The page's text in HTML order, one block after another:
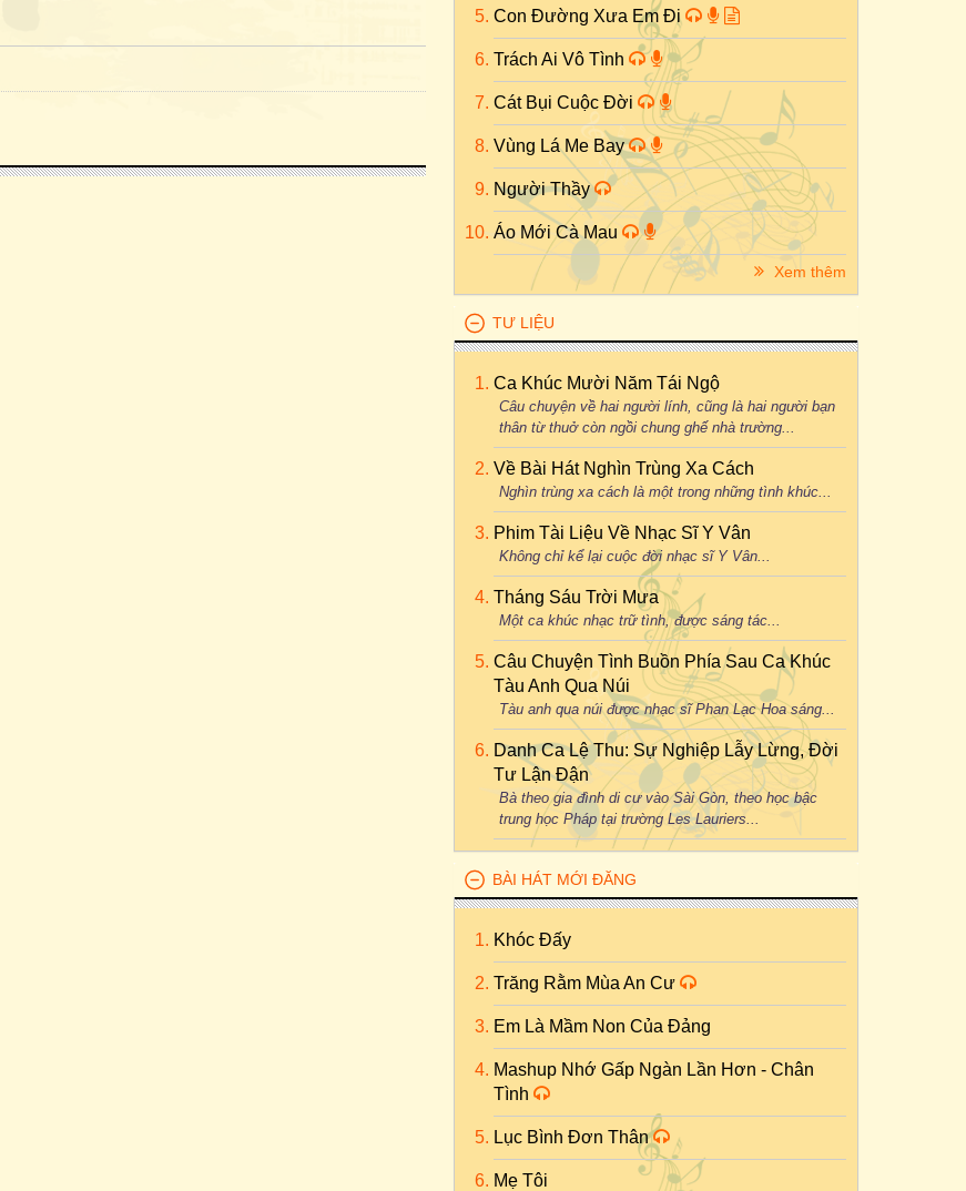
Con Đường Xưa Em Đi
Trách Ai Vô Tình
Cát Bụi Cuộc Đời
Vùng Lá Me Bay
Người Thầy
Áo Mới Cà Mau
Xem thêm
TƯ LIỆU
Ca Khúc Mười Năm Tái Ngộ
Câu chuyện về hai người lính, cũng là hai người bạn
thân từ thuở còn ngồi chung ghế nhà trường...
Về Bài Hát Nghìn Trùng Xa Cách
Nghìn trùng xa cách là một trong những tình khúc...
Phim Tài Liệu Về Nhạc Sĩ Y Vân
Không chỉ kể lại cuộc đời nhạc sĩ Y Vân...
Tháng Sáu Trời Mưa
Một ca khúc nhạc trữ tình, được sáng tác...
Câu Chuyện Tình Buồn Phía Sau Ca Khúc
Tàu Anh Qua Núi
Tàu anh qua núi được nhạc sĩ Phan Lạc Hoa sáng...
Danh Ca Lệ Thu: Sự Nghiệp Lẫy Lừng, Đời
Tư Lận Đận
Bà theo gia đình di cư vào Sài Gòn, theo học bậc
trung học Pháp tại trường Les Lauriers...
BÀI HÁT MỚI ĐĂNG
Khóc Đấy
Trăng Rằm Mùa An Cư
Em Là Mầm Non Của Đảng
Mashup Nhớ Gấp Ngàn Lần Hơn - Chân
Tình
Lục Bình Đơn Thân
Mẹ Tôi